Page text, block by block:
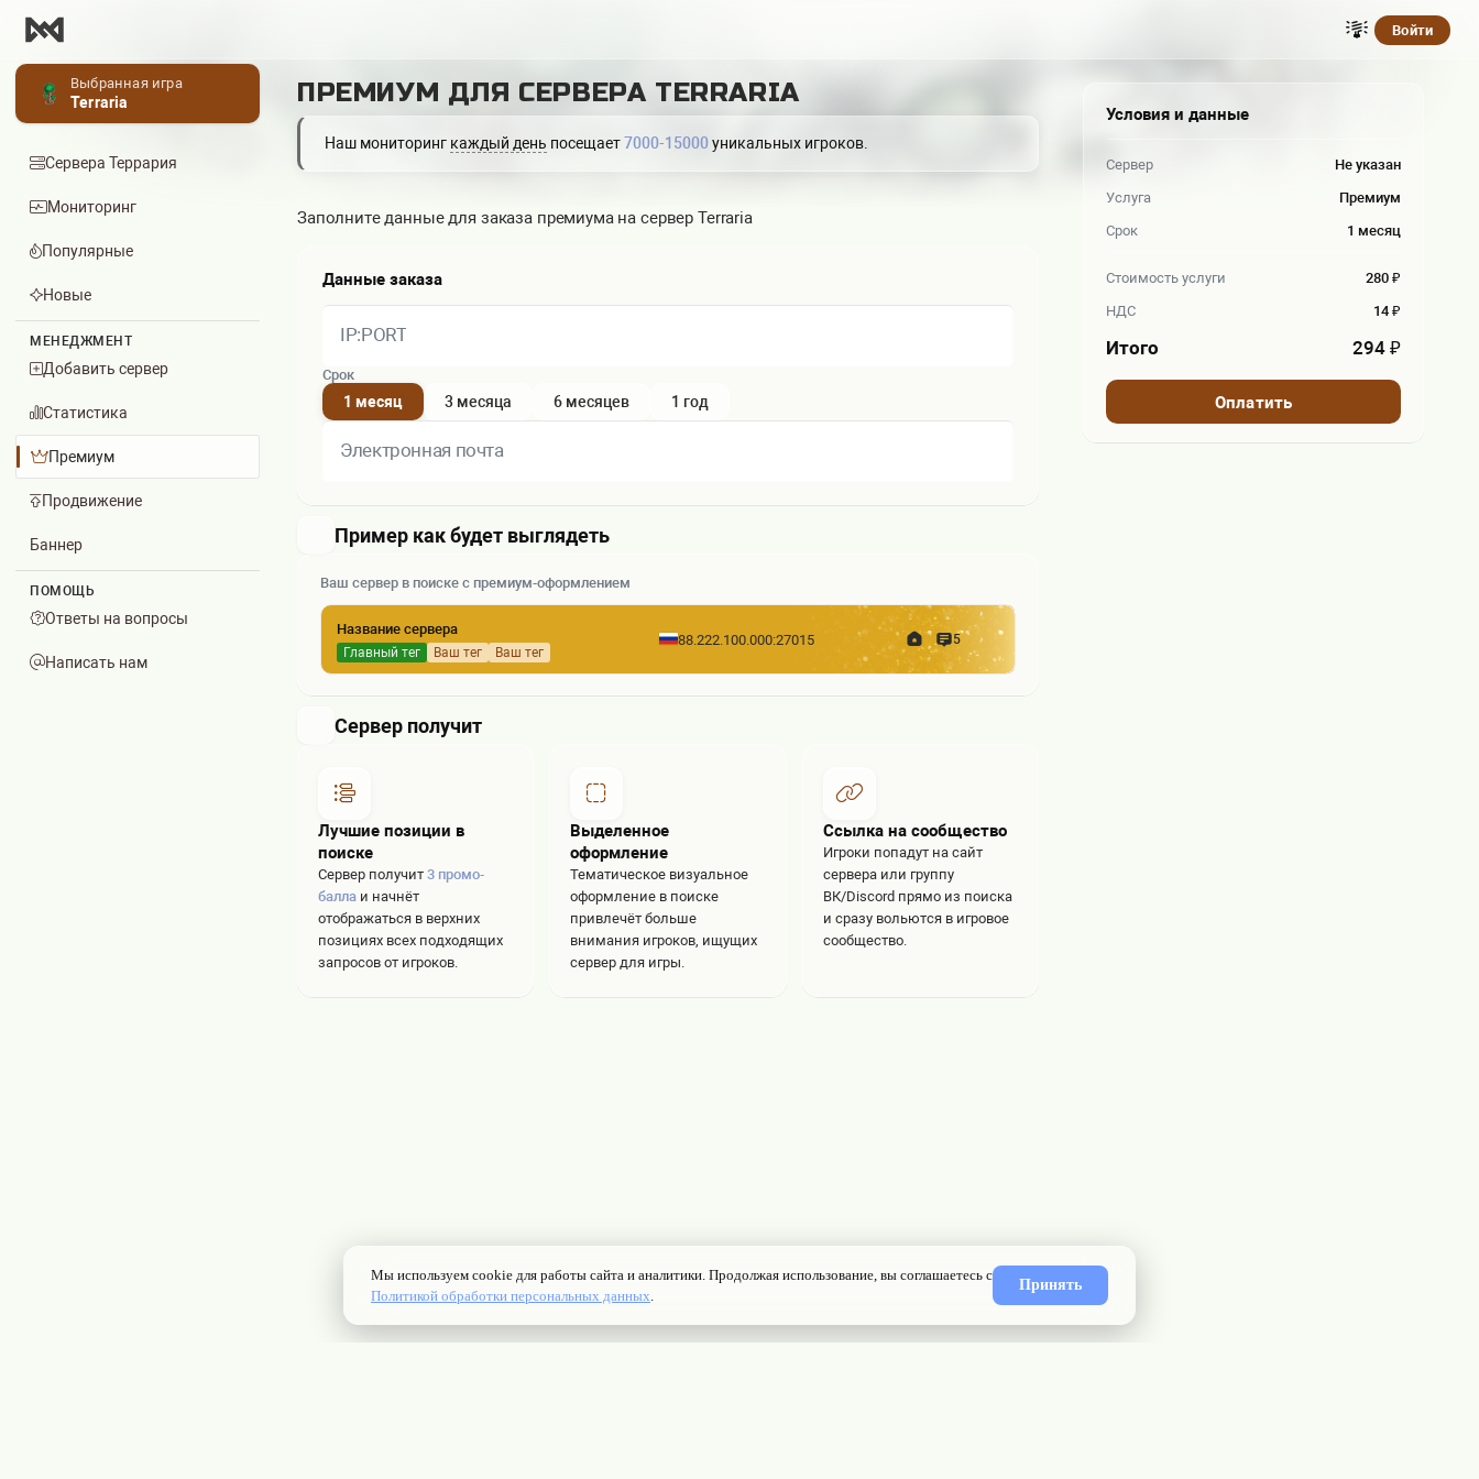
Войти
Выбранная игра
Terraria
Сервера Террария
Мониторинг
Популярные
Новые
МЕНЕДЖМЕНТ
Добавить сервер
Статистика
Премиум
Продвижение
Баннер
ПОМОЩЬ
Ответы на вопросы
Написать нам
ПРЕМИУМ ДЛЯ СЕРВЕРА TERRARIA
Наш мониторинг каждый день посещает7000-15000уникальных игроков.
Заполните данные для заказа премиума на сервер Terraria
Данные заказа
IP:PORT
Срок
1 месяц 3 месяца 6 месяцев 1 год
Электронная почта
Пример как будет выглядеть
Ваш сервер в поиске с премиум-оформлением
Название сервера
Главный тег Ваш тег Ваш тег
88.222.100.000:27015 5
Сервер получит
Лучшие позиции в
поиске
Сервер получит 3 промо-
балла и начнёт
отображаться в верхних
позициях всех подходящих
запросов от игроков.
Выделенное
оформление
Тематическое визуальное
оформление в поиске
привлечёт больше
внимания игроков, ищущих
сервер для игры.
Ссылка на сообщество
Игроки попадут на сайт
сервера или группу
ВК/Discord прямо из поиска
и сразу вольются в игровое
сообщество.
Условия и данные
Сервер
Не указан
Услуга
Премиум
Срок
1 месяц
Стоимость услуги
280 ₽
НДС
14 ₽
Итого 294 ₽
Оплатить